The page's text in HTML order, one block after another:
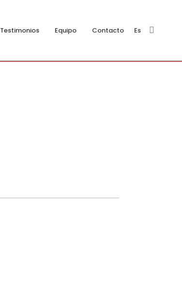
Testimonios Equipo Contacto Es